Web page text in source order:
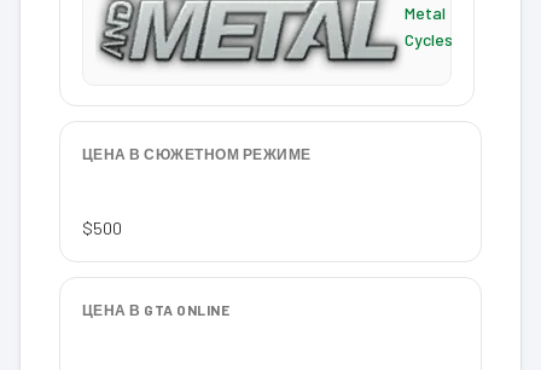
Metal
Cycles
ЦЕНА В СЮЖЕТНОМ РЕЖИМЕ
$500
ЦЕНА В GTA ONLINE